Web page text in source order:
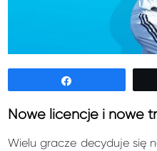
Nowe licencje i nowe
Wielu gracze decyduje się